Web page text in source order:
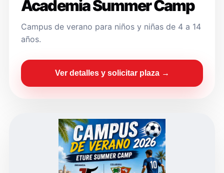
Academia Summer Camp
Campus de verano para niños y niñas de 4 a 14
años.
Ver detalles y solicitar plaza →